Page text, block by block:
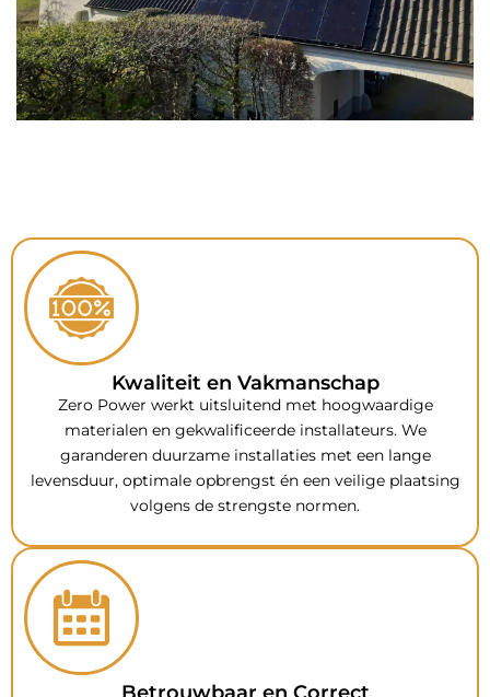
Kwaliteit en Vakmanschap
Zero Power werkt uitsluitend met hoogwaardige
materialen en gekwalificeerde installateurs. We
garanderen duurzame installaties met een lange
levensduur, optimale opbrengst én een veilige plaatsing
volgens de strengste normen.